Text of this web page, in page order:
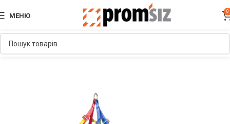
МЕНЮ
0